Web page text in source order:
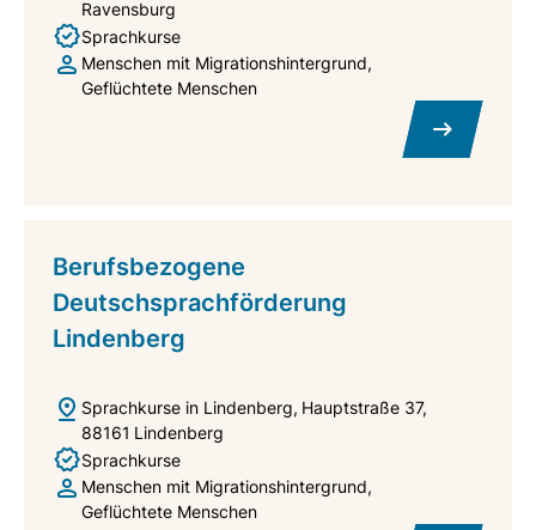
Ravensburg
Sprachkurse
Menschen mit Migrationshintergrund
Geflüchtete Menschen
Berufsbezogene
Deutschsprachförderung
Lindenberg
Sprachkurse in Lindenberg Hauptstraße 37
88161 Lindenberg
Sprachkurse
Menschen mit Migrationshintergrund
Geflüchtete Menschen